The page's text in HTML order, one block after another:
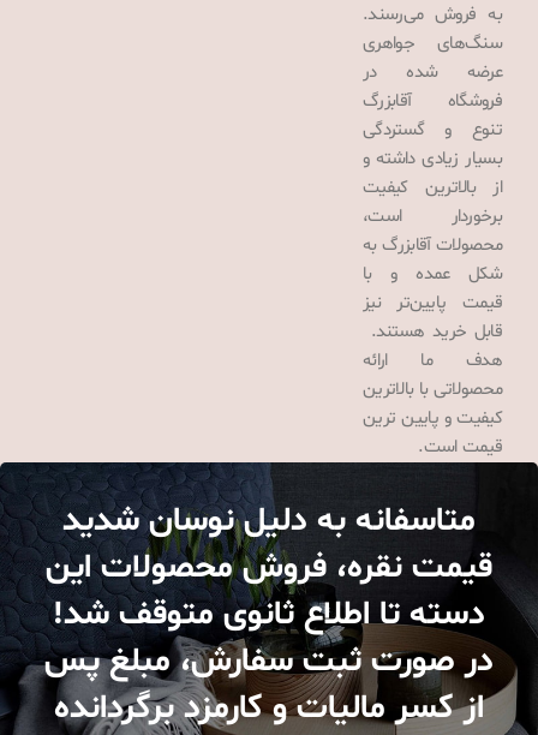
به فروش می‌رسند.
سنگ‌های جواهری
عرضه شده در
فروشگاه آقابزرگ
تنوع و گستردگی
بسیار زیادی داشته و
از بالاترین کیفیت
برخوردار است،
محصولات آقابزرگ به
شکل عمده و با
قیمت پایین‌تر نیز
قابل خرید هستند.
هدف ما ارائه
محصولاتی با بالاترین
کیفیت و پایین ترین
قیمت است.
متاسفانه به دلیل نوسان شدید
قیمت نقره، فروش محصولات این
دسته تا اطلاع ثانوی متوقف شد!
در صورت ثبت سفارش، مبلغ پس
از کسر مالیات و کارمزد برگردانده